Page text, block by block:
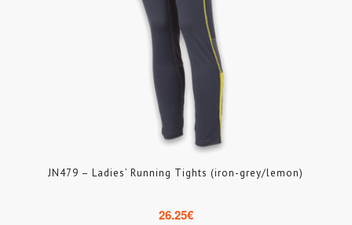
JN479 – Ladies’ Running Tights (iron-grey/lemon)
26.25€